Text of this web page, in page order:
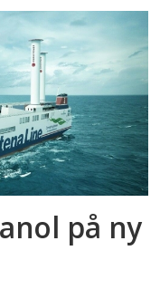
på ny